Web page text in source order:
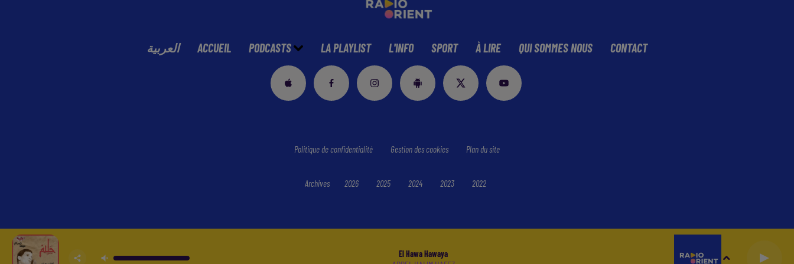
العربية ACCUEIL PODCASTS LA PLAYLIST L'INFO SPORT À LIRE QUI SOMMES NOUS CONTACT
El Hawa Hawaya
Politique de confidentialité Gestion des cookies Plan du site
Archives 2026 2025 2024 2023 2022